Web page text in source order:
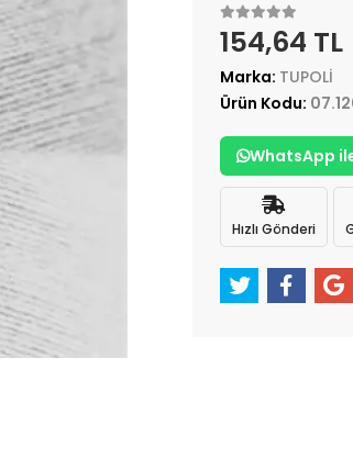
154,64 TL
Marka: TUPOLİ
Ürün Kodu:
WhatsApp
Hızlı Gönderi